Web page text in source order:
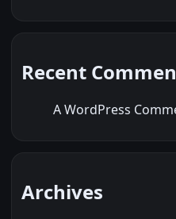
Recent
A WordPress
Archives